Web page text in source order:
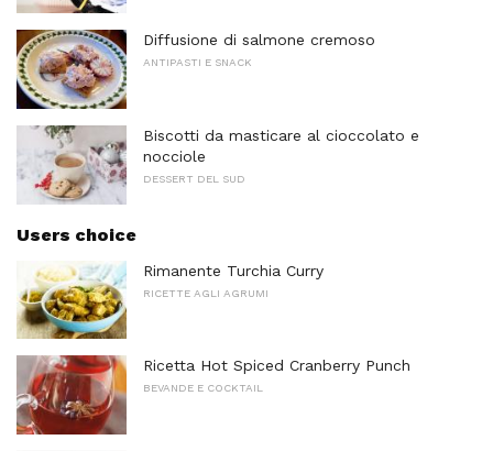
Diffusione di salmone cremoso
ANTIPASTI E SNACK
Biscotti da masticare al cioccolato e
nocciole
DESSERT DEL SUD
Users choice
Rimanente Turchia Curry
RICETTE AGLI AGRUMI
Ricetta Hot Spiced Cranberry Punch
BEVANDE E COCKTAIL